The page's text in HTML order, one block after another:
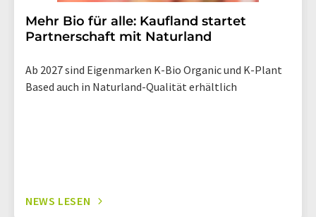
Mehr Bio für alle: Kaufland startet
Partnerschaft mit Naturland
Ab 2027 sind Eigenmarken K-Bio Organic und K-Plant
Based auch in Naturland-Qualität erhältlich
NEWS LESEN